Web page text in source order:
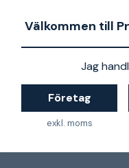
Välkommen till
Jag
Företag
exkl. moms